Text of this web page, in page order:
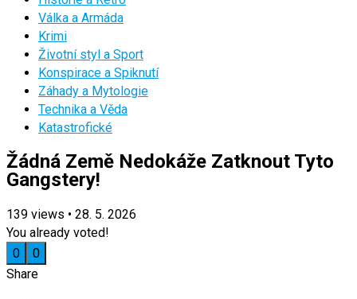
Válka a Armáda
Krimi
Životní styl a Sport
Konspirace a Spiknutí
Záhady a Mytologie
Technika a Věda
Katastrofické
Žádná Země Nedokáže Zatknout Tyto
Gangstery!
139 views • 28. 5. 2026
You already voted!
0
0
Share